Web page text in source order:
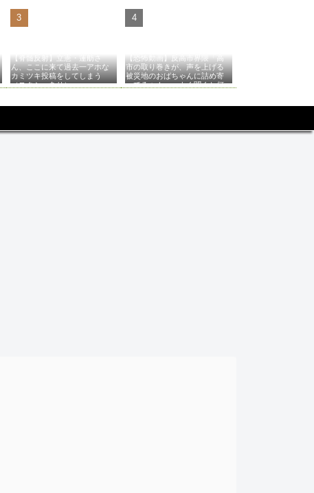
【脊髄反射】立憲・蓮舫さ
ん、ここに来て過去一アホな
カミツキ投稿をしてしまう
（スクショあり）
【恐怖動画】反高市界隈「高
市の取り巻きが、声を上げる
被災地のおばちゃんに詰め寄
ってるぅ！」→よく聞くと何